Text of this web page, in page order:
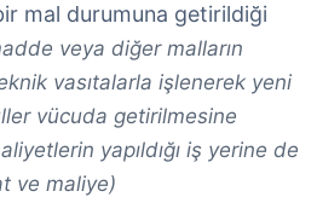
mal durumuna getirildiği
veya diğer malların
vasıtalarla işlenerek yeni
vücuda getirilmesine
yapıldığı iş yerine de
ve maliye)